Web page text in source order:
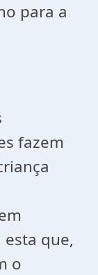
para a
fazem
que,
o